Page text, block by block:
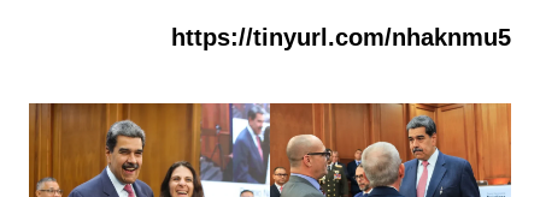
https://tinyurl.com/nhaknmu5